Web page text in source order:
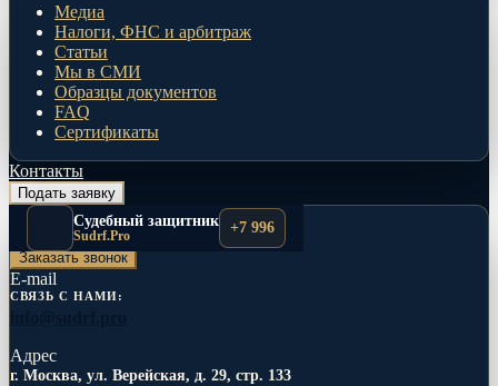
Медиа
Налоги, ФНС и арбитраж
Статьи
Мы в СМИ
Образцы документов
FAQ
Сертификаты
Контакты
Подать заявку
Судебный защитник
Sudrf.Pro +7 996
Телефоны
+7 996 517-71-23
Заказать звонок
E-mail
СВЯЗЬ С НАМИ:
Адрес
г. Москва, ул. Верейская, д. 29, стр. 133